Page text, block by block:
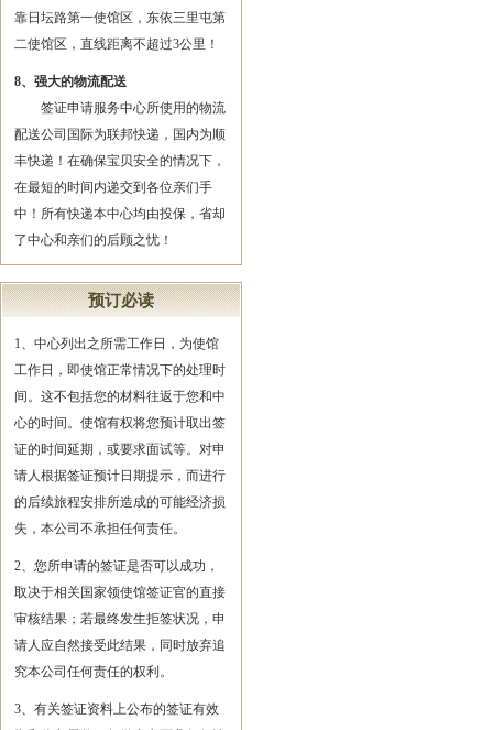
靠日坛路第一使馆区，东依三里屯第
二使馆区，直线距离不超过3公里！
8、强大的物流配送
签证申请服务中心所使用的物流
配送公司国际为联邦快递，国内为顺
丰快递！在确保宝贝安全的情况下，
在最短的时间内递交到各位亲们手
中！所有快递本中心均由投保，省却
了中心和亲们的后顾之忧！
预订必读
1、中心列出之所需工作日，为使馆
工作日，即使馆正常情况下的处理时
间。这不包括您的材料往返于您和中
心的时间。使馆有权将您预计取出签
证的时间延期，或要求面试等。对申
请人根据签证预计日期提示，而进行
的后续旅程安排所造成的可能经济损
失，本公司不承担任何责任。
2、您所申请的签证是否可以成功，
取决于相关国家领使馆签证官的直接
审核结果；若最终发生拒签状况，申
请人应自然接受此结果，同时放弃追
究本公司任何责任的权利。
3、有关签证资料上公布的签证有效